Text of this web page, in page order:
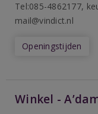
Tel:085-4862177,
mail@vindict.nl
Openingstijden
Winkel -